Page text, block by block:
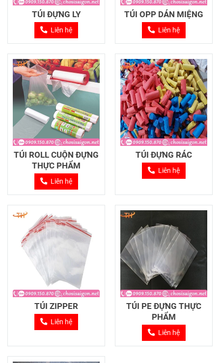
TÚI ĐỰNG LY
Liên hệ
TÚI OPP DÁN MIỆNG
Liên hệ
TÚI ROLL CUỘN ĐỰNG
THỰC PHẨM
Liên hệ
TÚI ĐỰNG RÁC
Liên hệ
TÚI ZIPPER
Liên hệ
TÚI PE ĐỰNG THỰC
PHẨM
Liên hệ